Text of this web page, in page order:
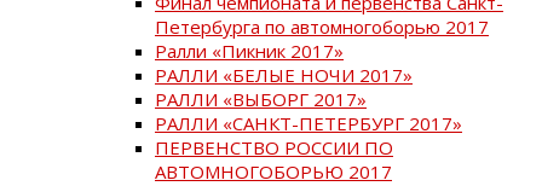
Петербурга по автомногоборью 2017
Ралли «Пикник 2017»
РАЛЛИ «БЕЛЫЕ НОЧИ 2017»
РАЛЛИ «ВЫБОРГ 2017»
РАЛЛИ «САНКТ-ПЕТЕРБУРГ 2017»
ПЕРВЕНСТВО РОССИИ ПО
АВТОМНОГОБОРЬЮ 2017